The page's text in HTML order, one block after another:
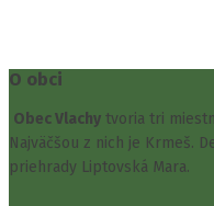
O obci
Obec Vlachy tvoria tri
Najväčšou z nich je Krmeš.
priehrady Liptovská Mara.